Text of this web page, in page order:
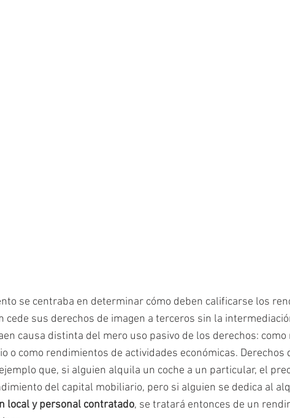
se centraba en determinar cómo deben calificarse los
cede sus derechos de imagen a terceros sin la
causa distinta del mero uso pasivo de los derechos:
o como rendimientos de actividades económicas. Derechos
que, si alguien alquila un coche a un particular, el
del capital mobiliario, pero si alguien se dedica al
local y personal contratado, se tratará entonces de un